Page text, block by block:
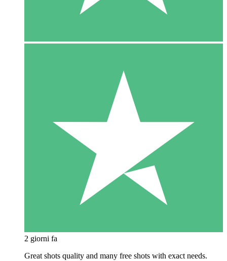
2 giorni fa
Great shots quality and many free shots with exact needs.